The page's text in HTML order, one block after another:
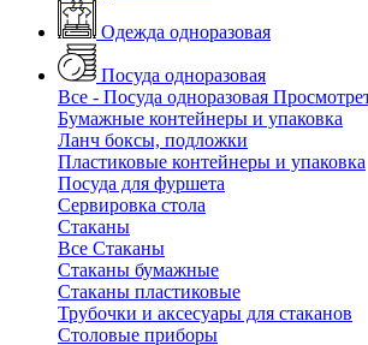
Одежда одноразовая
Посуда одноразовая
Все - Посуда одноразовая
Бумажные контейнеры и упаковка
Ланч боксы, подложки
Пластиковые контейнеры и упаковка
Посуда для фуршета
Сервировка стола
Стаканы
Все Стаканы
Стаканы бумажные
Стаканы пластиковые
Трубочки и аксесуары для стаканов
Столовые приборы